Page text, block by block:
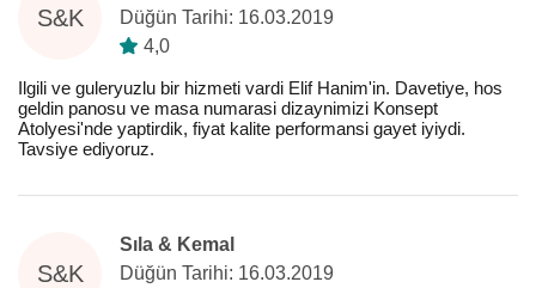
S&K
Düğün Tarihi: 16.03.2019
4,0
Ilgili ve guleryuzlu bir hizmeti vardi Elif Hanim'in. Davetiye, hos
geldin panosu ve masa numarasi dizaynimizi Konsept
Atolyesi'nde yaptirdik, fiyat kalite performansi gayet iyiydi.
Tavsiye ediyoruz.
S&K
Sıla & Kemal
Düğün Tarihi: 16.03.2019